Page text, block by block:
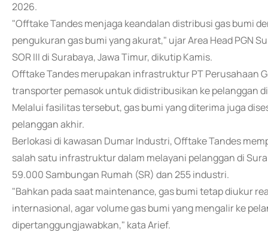
2026.
"Offtake Tandes menjaga keandalan distribusi gas bumi
pengukuran gas bumi yang akurat," ujar Area Head PGN
SOR III di Surabaya, Jawa Timur, dikutip Kamis.
Offtake Tandes merupakan infrastruktur PT Perusahaan
transporter pemasok untuk didistribusikan ke pelanggan
Melalui fasilitas tersebut, gas bumi yang diterima juga
pelanggan akhir.
Berlokasi di kawasan Dumar Industri, Offtake Tandes
salah satu infrastruktur dalam melayani pelanggan di
59.000 Sambungan Rumah (SR) dan 255 industri.
"Bahkan pada saat maintenance, gas bumi tetap diukur
internasional, agar volume gas bumi yang mengalir ke
dipertanggungjawabkan," kata Arief.